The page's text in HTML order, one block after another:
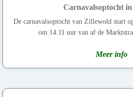
Carnavalsoptocht
De carnavalsoptocht van Zillewold start
om 14.11 uur van af de
Meer info